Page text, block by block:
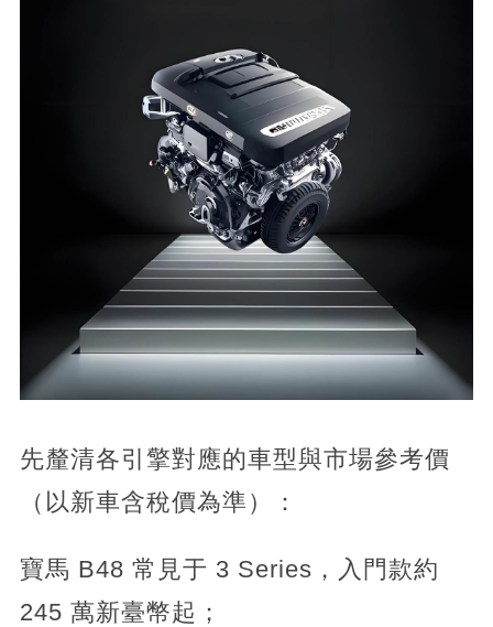
先釐清各引擎對應的車型與市場參考價
（以新車含稅價為準）：
寶馬 B48 常見于 3 Series，入門款約
245 萬新臺幣起；